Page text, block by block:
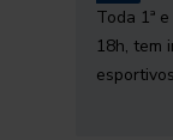
Toda 1ª
18h, tem
esportivos